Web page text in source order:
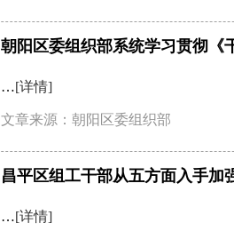
朝阳区委组织部系统学习贯彻《
…[详情]
文章来源：朝阳区委组织部
昌平区组工干部从五方面入手加
…[详情]